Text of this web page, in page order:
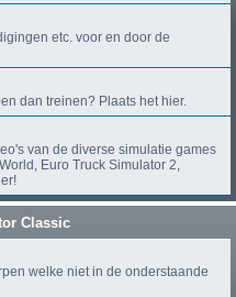
etc. voor en door de
dan treinen? Plaats het hier.
van de diverse simulatie games
Euro Truck Simulator 2,
Classic
welke niet in de onderstaande